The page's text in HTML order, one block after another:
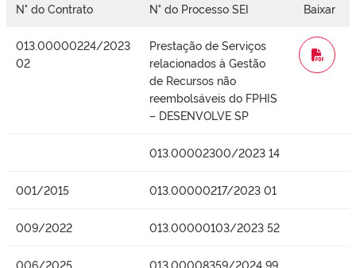
N° do Contrato N° do Processo SEI Baixar
013.00000224/2023
02
Prestação de Serviços
relacionados à Gestão
de Recursos não
reembolsáveis do FPHIS
– DESENVOLVE SP
WORD
013.00002300/2023 14
001/2015 013.00000217/2023 01
009/2022 013.00000103/2023 52
006/2025 013.00008359/2024 99